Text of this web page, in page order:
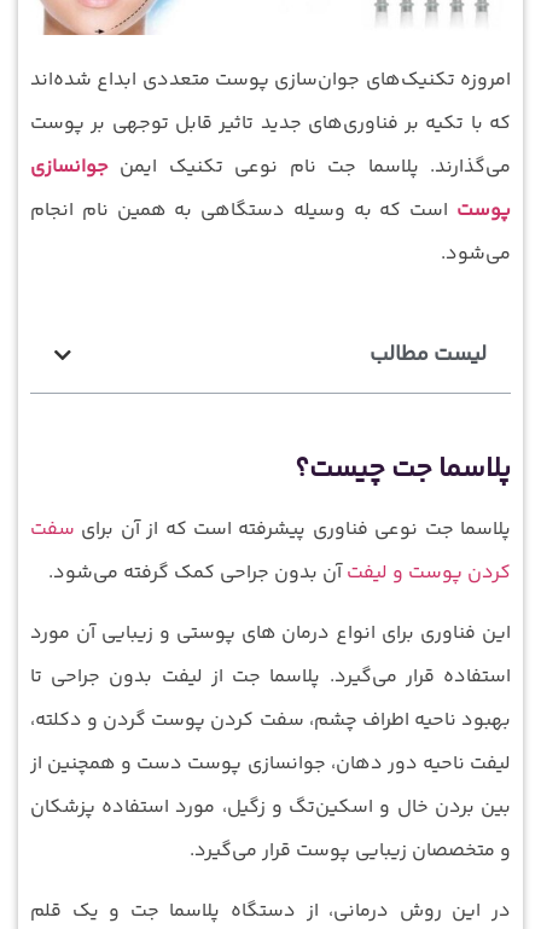
امروزه تکنیک‌های جوان‌سازی پوست متعددی ابداع شده‌اند
که با تکیه بر فناوری‌های جدید تاثیر قابل توجهی بر پوست
می‌گذارند. پلاسما جت نام نوعی تکنیک ایمن جوان‏سازی
پوست است که به وسیله دستگاهی به همین نام انجام
می‏‌شود.
لیست مطالب
پلاسما جت چیست؟
پلاسما جت نوعی فناوری پیشرفته است که از آن برای سفت
کردن پوست و لیفتآن بدون جراحی کمک گرفته می‌شود.
این فناوری برای انواع درمان‌ های پوستی و زیبایی آن مورد
استفاده قرار می‌گیرد. پلاسما جت از لیفت بدون جراحی تا
بهبود ناحیه اطراف چشم، سفت کردن پوست گردن و دکلته،
لیفت ناحیه دور دهان، جوانسازی پوست دست و همچنین از
بین بردن خال و اسکین‌تگ و زگیل، مورد استفاده پزشکان
و متخصصان زیبایی پوست قرار می‌گیرد.
در این روش درمانی، از دستگاه پلاسما جت و یک قلم